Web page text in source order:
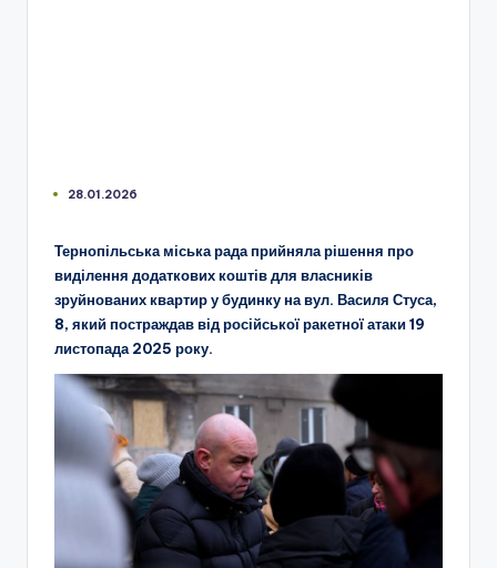
28.01.2026
Тернопільська міська рада прийняла рішення про
виділення додаткових коштів для власників
зруйнованих квартир у будинку на вул. Василя Стуса,
8, який постраждав від російської ракетної атаки 19
листопада 2025 року.